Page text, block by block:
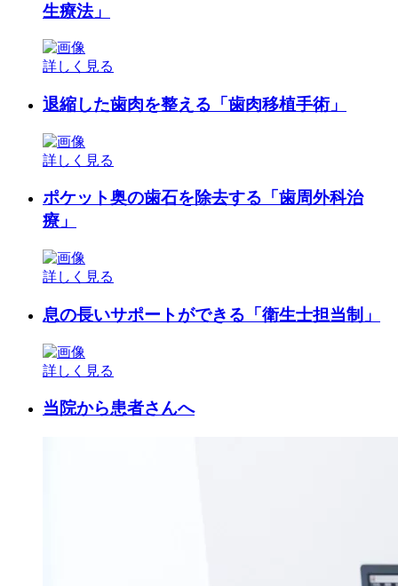
生療法」
詳しく見る
退縮した歯肉を整える「歯肉移植手術」
詳しく見る
ポケット奥の歯石を除去する「歯周外科治
療」
詳しく見る
息の長いサポートができる「衛生士担当制」
詳しく見る
当院から患者さんへ